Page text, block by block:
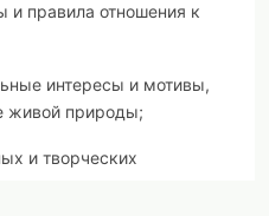
и правила отношения к
интересы и мотивы,
живой природы;
и творческих